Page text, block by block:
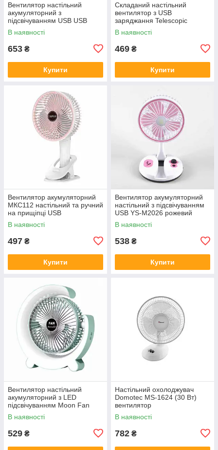
Вентилятор настільний
акумуляторний з
підсвічуванням USB USB
Folding fan R8 44*23*16,5 см
В наявності
653 ₴
Купити
Складаний настільний
вентилятор з USB
заряджання Telescopic
Folding Fan FS-21
36*16,5*16,5 см
В наявності
469 ₴
Купити
Вентилятор акумуляторний
МКС112 настільний та ручний
на прищіпці USB
В наявності
497 ₴
Купити
Вентилятор акумуляторний
настільний з підсвічуванням
USB YS-М2026 рожевий
В наявності
538 ₴
Купити
Вентилятор настільний
акумуляторний з LED
підсвічуванням Moon Fan
мкс115 USB зарядка зелений
В наявності
529 ₴
Настільний охолоджувач
Domotec MS-1624 (30 Вт)
вентилятор
В наявності
782 ₴